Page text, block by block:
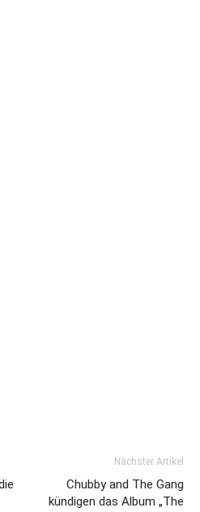
Nächster Artikel
Chubby and The Gang
kündigen das Album „The